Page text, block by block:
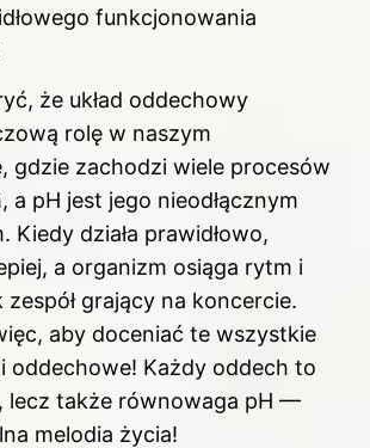
funkcjonowania
że układ oddechowy
rolę w naszym
gdzie zachodzi wiele procesów
a pH jest jego nieodłącznym
Kiedy działa prawidłowo,
a organizm osiąga rytm i
zespół grający na koncercie.
aby doceniać te wszystkie
oddechowe! Każdy oddech to
lecz także równowaga pH —
melodia życia!